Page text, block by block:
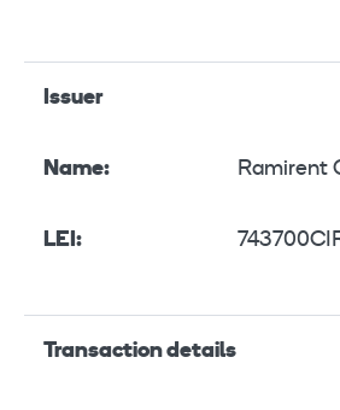
Issuer
Name: Ramirent
LEI:
Transaction details